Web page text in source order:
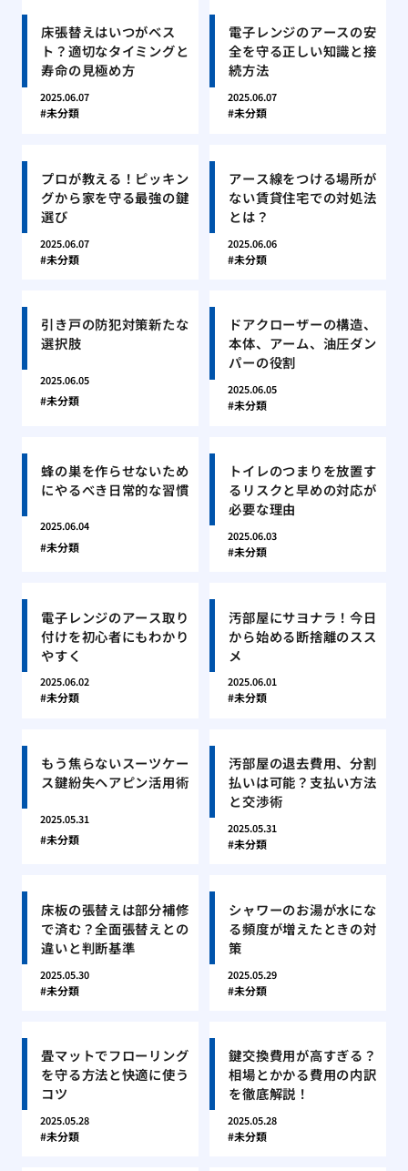
床張替えはいつがベス
ト？適切なタイミングと
寿命の見極め方
2025.06.07
未分類
電子レンジのアースの安
全を守る正しい知識と接
続方法
2025.06.07
未分類
プロが教える！ピッキン
グから家を守る最強の鍵
選び
2025.06.07
未分類
アース線をつける場所が
ない賃貸住宅での対処法
とは？
2025.06.06
未分類
引き戸の防犯対策新たな
選択肢
2025.06.05
未分類
ドアクローザーの構造、
本体、アーム、油圧ダン
パーの役割
2025.06.05
未分類
蜂の巣を作らせないため
にやるべき日常的な習慣
2025.06.04
未分類
トイレのつまりを放置す
るリスクと早めの対応が
必要な理由
2025.06.03
未分類
電子レンジのアース取り
付けを初心者にもわかり
やすく
2025.06.02
未分類
汚部屋にサヨナラ！今日
から始める断捨離のスス
メ
2025.06.01
未分類
もう焦らないスーツケー
ス鍵紛失ヘアピン活用術
2025.05.31
未分類
汚部屋の退去費用、分割
払いは可能？支払い方法
と交渉術
2025.05.31
未分類
床板の張替えは部分補修
で済む？全面張替えとの
違いと判断基準
2025.05.30
未分類
シャワーのお湯が水にな
る頻度が増えたときの対
策
2025.05.29
未分類
畳マットでフローリング
を守る方法と快適に使う
コツ
2025.05.28
未分類
鍵交換費用が高すぎる？
相場とかかる費用の内訳
を徹底解説！
2025.05.28
未分類